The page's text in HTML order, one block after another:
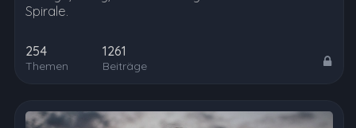
Spirale.
254
Themen
1261
Beiträge